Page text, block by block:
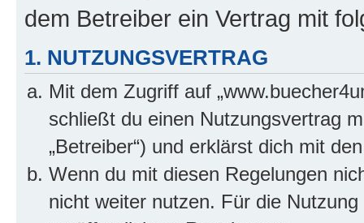
dem Betreiber ein Vertrag mit
1. NUTZUNGSVERTRAG
Mit dem Zugriff auf
schließt du einen Nutzungsvertrag
„Betreiber“) und erklärst dich mit
Wenn du mit diesen Regelungen
nicht weiter nutzen. Für die